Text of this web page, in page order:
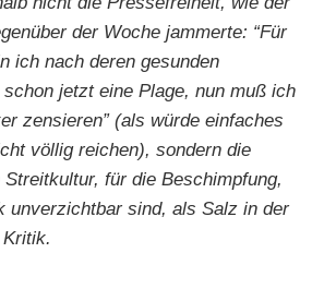
der Woche jammerte: “Für
ich nach deren gesunden
jetzt eine Plage, nun muß ich
zensieren” (als würde einfaches
völlig reichen), sondern die
für die Beschimpfung,
unverzichtbar sind, als Salz in der